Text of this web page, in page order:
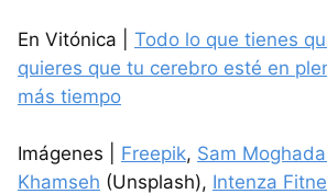
En Vitónica | Todo lo que tienes
quieres que tu cerebro esté en
más tiempo
Imágenes | Freepik, Sam
Khamseh (Unsplash), Intenza